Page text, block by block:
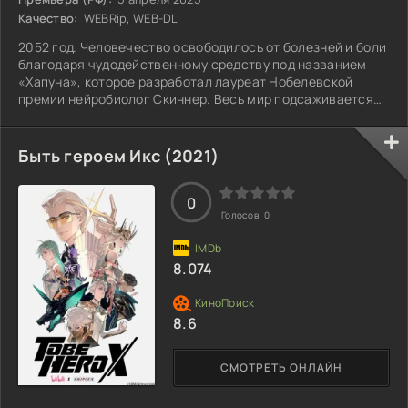
Качество: WEBRip, WEB-DL
2052 год. Человечество освободилось от болезней и боли
благодаря чудодейственному средству под названием
«Хапуна», которое разработал лауреат Нобелевской
премии нейробиолог Скиннер. Весь мир подсаживается
вновь только три года спустя. Скиннер заявляет, что у
«Хапуны» короткий период полураспада. Все, кто принял
лекарство, умрут примерно через три года. Специальная
опергруппа под названием «Лазарь» должна найти
Скиннера и разработать
Быть героем Икс (2021)
СМОТРЕТЬ ОНЛАЙН
0
Голосов: 0
8.074
8.6